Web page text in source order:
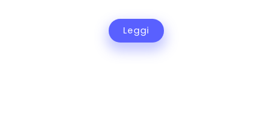
Leggi